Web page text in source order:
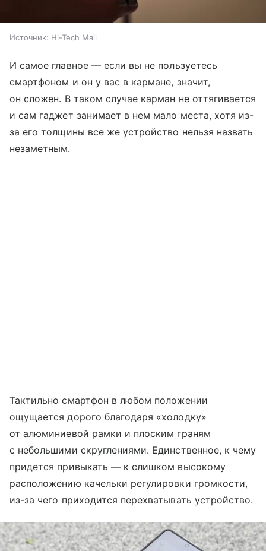
Источник: Hi-Tech Mail
И самое главное — если вы не пользуетесь
смартфоном и он у вас в кармане, значит,
он сложен. В таком случае карман не оттягивается
и сам гаджет занимает в нем мало места, хотя из-
за его толщины все же устройство нельзя назвать
незаметным.
Тактильно смартфон в любом положении
ощущается дорого благодаря «холодку»
от алюминиевой рамки и плоским граням
с небольшими скруглениями. Единственное, к чему
придется привыкать — к слишком высокому
расположению качельки регулировки громкости,
из-за чего приходится перехватывать устройство.